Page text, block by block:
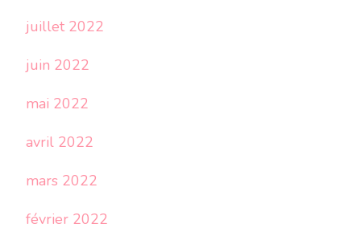
juillet 2022
juin 2022
mai 2022
avril 2022
mars 2022
février 2022